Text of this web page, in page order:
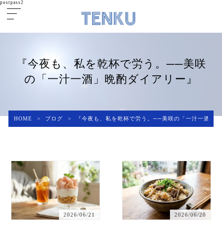
postpass2
『今夜も、私を乾杯で労う。──美咲
の「一汁一酒」晩酌ダイアリー』
HOME > ブログ > 『今夜も、私を乾杯で労う。──美咲の「一汁一酒」
2026/06/21 2026/06/20